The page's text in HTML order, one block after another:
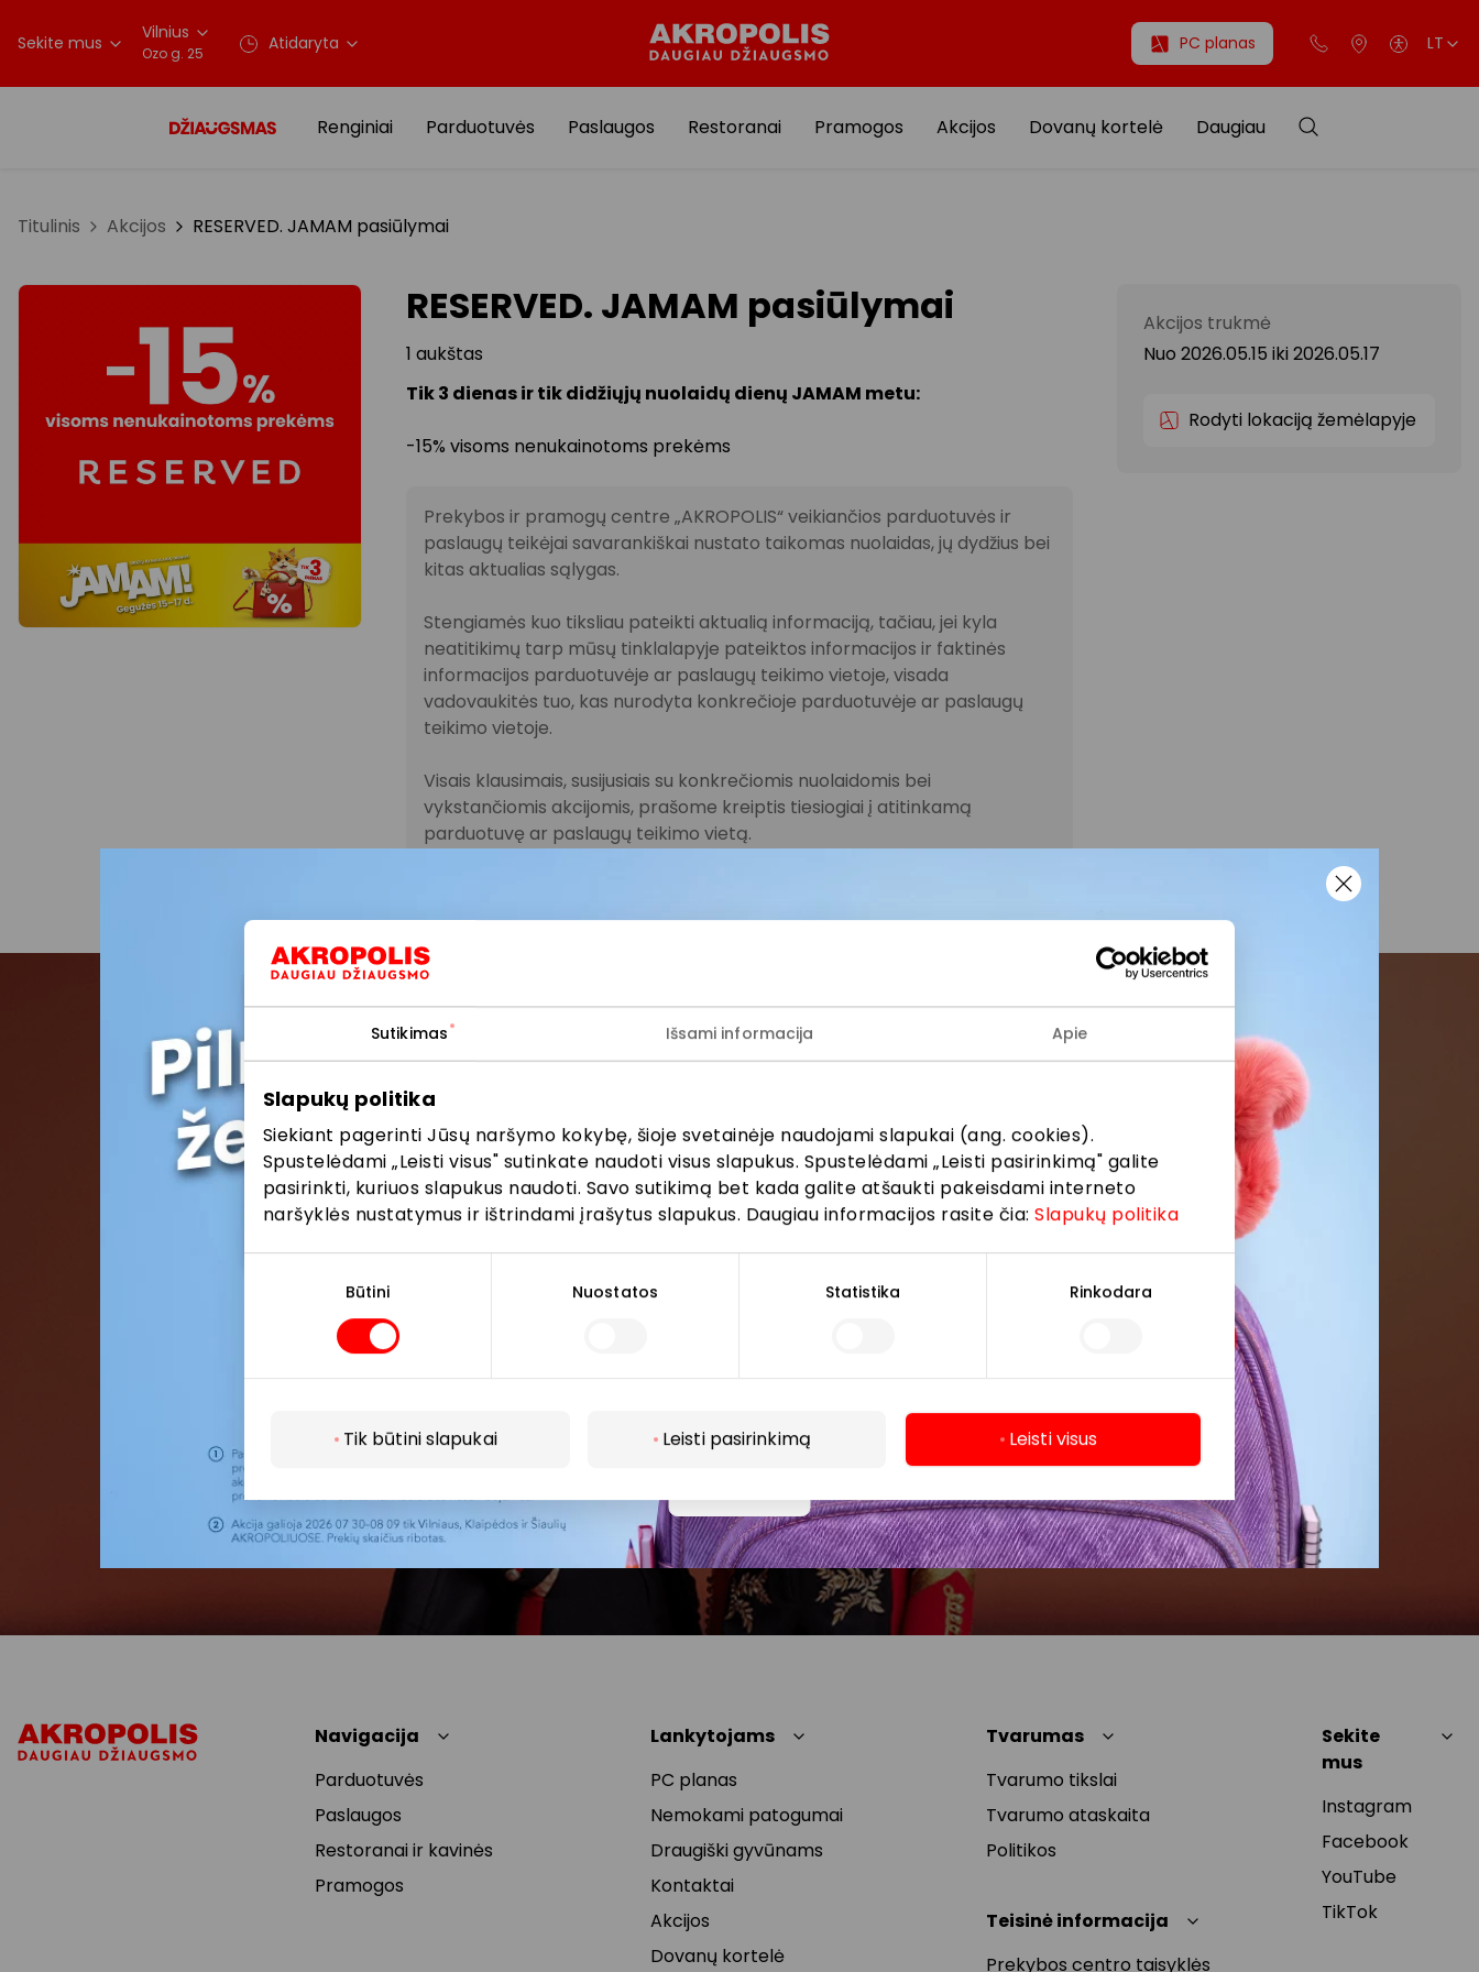
Sutikimas Išsami informacija Apie
Slapukų politika
Siekiant pagerinti Jūsų naršymo kokybę, šioje svetainėje naudojami slapukai (ang. cookies).
Spustelėdami „Leisti visus" sutinkate naudoti visus slapukus. Spustelėdami „Leisti pasirinkimą" galite
pasirinkti, kuriuos slapukus naudoti. Savo sutikimą bet kada galite atšaukti pakeisdami interneto
naršyklės nustatymus ir ištrindami įrašytus slapukus. Daugiau informacijos rasite čia:Slapukų politika
Būtini Nuostatos Statistika Rinkodara
Tik būtini slapukai Leisti pasirinkimą Leisti visus
Sekite mus Vilnius
Ozo g. 25 Atidaryta PC planas LT
Renginiai Parduotuvės Paslaugos Restoranai Pramogos Akcijos Dovanų kortelė Daugiau
Titulinis Akcijos RESERVED. JAMAM pasiūlymai
RESERVED. JAMAM pasiūlymai
1 aukštas
Tik 3 dienas ir tik didžiųjų nuolaidų dienų JAMAM metu:
-15% visoms nenukainotoms prekėms
Prekybos ir pramogų centre „AKROPOLIS“ veikiančios parduotuvės ir
paslaugų teikėjai savarankiškai nustato taikomas nuolaidas, jų dydžius bei
kitas aktualias sąlygas.
Stengiamės kuo tiksliau pateikti aktualią informaciją, tačiau, jei kyla
neatitikimų tarp mūsų tinklalapyje pateiktos informacijos ir faktinės
informacijos parduotuvėje ar paslaugų teikimo vietoje, visada
vadovaukitės tuo, kas nurodyta konkrečioje parduotuvėje ar paslaugų
teikimo vietoje.
Visais klausimais, susijusiais su konkrečiomis nuolaidomis bei
vykstančiomis akcijomis, prašome kreiptis tiesiogiai į atitinkamą
parduotuvę ar paslaugų teikimo vietą.
Akcijos trukmė
Nuo 2026.05.15 iki 2026.05.17
Rodyti lokaciją žemėlapyje
Prisijunkite prie mūsų bendruomenės
AKROPOLIS prekybos centro.
Spustelėdamas „Prenumeruoti“ sutinki gauti PPC
UAB Tavo el. pašto duomenis tvarkys naujienlaiškių
siuntimo tikslu. Sutikimą galėsi bet kuriuo metu
naujienlaiškyje arba kreipiantis
privatumas@akropolis.lt.
Navigacija
Parduotuvės
Paslaugos
Restoranai ir kavinės
Pramogos
Lankytojams
PC planas
Nemokami patogumai
Draugiški gyvūnams
Kontaktai
Akcijos
Dovanų kortelė
Tvarumas
Tvarumo tikslai
Tvarumo ataskaita
Politikos
Teisinė informacija
Prekybos centro taisyklės
Sekite
mus
Instagram
Facebook
YouTube
TikTok